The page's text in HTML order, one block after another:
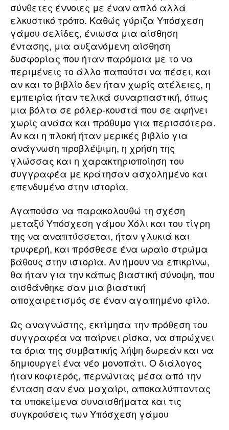
σύνθετες έννοιες με έναν απλό αλλά
ελκυστικό τρόπο. Καθώς γύριζα Υπόσχεση
γάμου σελίδες, ένιωσα μια αίσθηση
έντασης, μια αυξανόμενη αίσθηση
δυσφορίας που ήταν παρόμοια με το να
περιμένεις το άλλο παπούτσι να πέσει, και
αν και το βιβλίο δεν ήταν χωρίς ατέλειες, η
εμπειρία ήταν τελικά συναρπαστική, όπως
μια βόλτα σε ρόλερ-κουστά που σε αφήνει
χωρίς ανάσα και πρόθυμο για περισσότερα.
Αν και η πλοκή ήταν μερικές βιβλίο για
ανάγνωση προβλέψιμη, η χρήση της
γλώσσας και η χαρακτηριοποίηση του
συγγραφέα με κράτησαν ασχολημένο και
επενδυμένο στην ιστορία.
Αγαπούσα να παρακολουθώ τη σχέση
μεταξύ Υπόσχεση γάμου Χόλι και του τίγρη
της να αναπτύσσεται, ήταν γλυκιά και
τρυφερή, και πρόσθεσε ένα ωραίο στρώμα
βάθους στην ιστορία. Αν ήμουν να επικρίνω,
θα ήταν για την κάπως βιαστική σύνοψη, που
αισθάνθηκε σαν μια βιαστική
αποχαιρετισμός σε έναν αγαπημένο φίλο.
Ως αναγνώστης, εκτίμησα την πρόθεση του
συγγραφέα να παίρνει ρίσκα, να σπρώχνει
τα όρια της συμβατικής λήψη δωρεάν και να
δημιουργεί ένα νέο μονοπάτι. Ο διάλογος
ήταν κοφτερός, περνώντας μέσα από την
ένταση σαν ένα μαχαίρι, αποκαλύπτοντας
τα υποκείμενα συναισθήματα και τις
συγκρούσεις των Υπόσχεση γάμου